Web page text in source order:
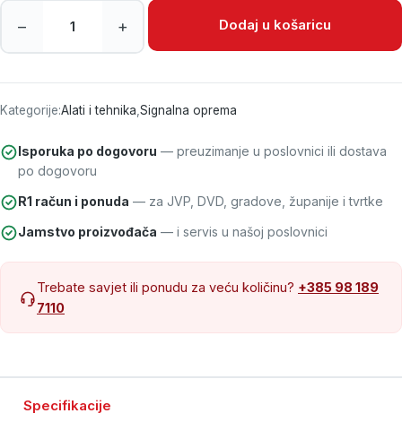
MAC TRONIC SIGNAL DISC/ 6KOM količina
– + Dodaj u košaricu
Kategorije:Alati i tehnika Signalna oprema
Isporuka po dogovoru — preuzimanje u poslovnici ili dostava
po dogovoru
R1 račun i ponuda — za JVP, DVD, gradove, županije i tvrtke
Jamstvo proizvođača — i servis u našoj poslovnici
Trebate savjet ili ponudu za veću količinu? +385 98 189
7110
Specifikacije